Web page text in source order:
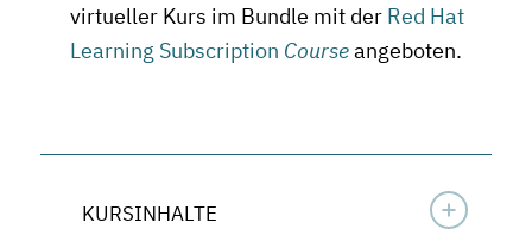
virtueller Kurs im Bundle mit der Red Hat
Learning Subscription Courseangeboten.
KURSINHALTE